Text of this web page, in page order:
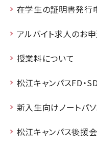
在学生の証明書発行
アルバイト求人のお申
授業料について
松江キャンパスFD・
新入生向けノートパ
松江キャンパス後援会